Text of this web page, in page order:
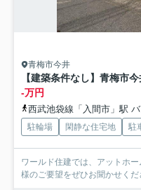
青梅市今井
【建築条件なし】青梅市
-万円
西武池袋線「入間市」駅
駐輪場 閑静な住宅地 駐
ワールド住建では、アットホ